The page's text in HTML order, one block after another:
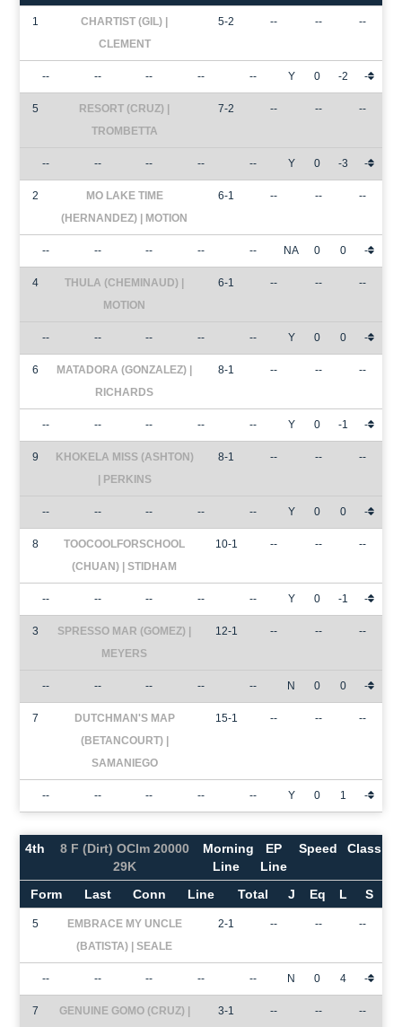
1
CHARTIST (GIL) |
CLEMENT
5-2 -- -- --
-- -- -- -- -- Y 0 -2 -
5
RESORT (CRUZ) |
TROMBETTA
7-2 -- -- --
-- -- -- -- -- Y 0 -3 -
2
MO LAKE TIME
(HERNANDEZ) | MOTION
6-1 -- -- --
-- -- -- -- -- NA 0 0 -
4
THULA (CHEMINAUD) |
MOTION
6-1 -- -- --
-- -- -- -- -- Y 0 0 -
6
MATADORA (GONZALEZ) |
RICHARDS
8-1 -- -- --
-- -- -- -- -- Y 0 -1 -
9
KHOKELA MISS (ASHTON)
| PERKINS
8-1 -- -- --
-- -- -- -- -- Y 0 0 -
8
TOOCOOLFORSCHOOL
(CHUAN) | STIDHAM
10-1 -- -- --
-- -- -- -- -- Y 0 -1 -
3
SPRESSO MAR (GOMEZ) |
MEYERS
12-1 -- -- --
-- -- -- -- -- N 0 0 -
7
DUTCHMAN'S MAP
(BETANCOURT) |
SAMANIEGO
15-1 -- -- --
-- -- -- -- -- Y 0 1 -
4th
8 F (Dirt) OClm 20000
29K
Morning
Line
EP
Line
Speed Class
Form Last Conn Line Total J Eq L S
5
EMBRACE MY UNCLE
(BATISTA) | SEALE
2-1 -- -- --
-- -- -- -- -- N 0 4 -
7 GENUINE GOMO (CRUZ) | 3-1 -- -- --